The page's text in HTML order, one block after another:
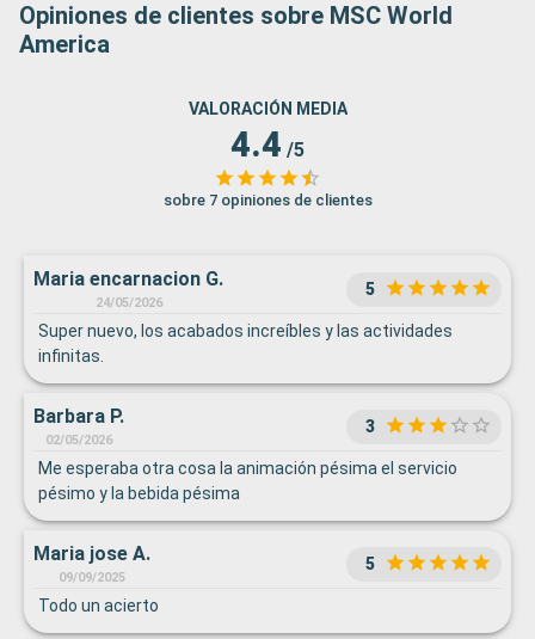
Opiniones de clientes sobre MSC World
America
VALORACIÓN MEDIA
4.4 /5
sobre 7 opiniones de clientes
Maria encarnacion G.
24/05/2026
5
Super nuevo, los acabados increíbles y las actividades
infinitas.
Barbara P.
02/05/2026
3
Me esperaba otra cosa la animación pésima el servicio
pésimo y la bebida pésima
Maria jose A.
09/09/2025
5
Todo un acierto